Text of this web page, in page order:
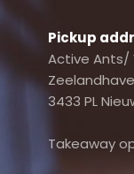
Pickup
Active Ants/
3433 PL
Takeaway